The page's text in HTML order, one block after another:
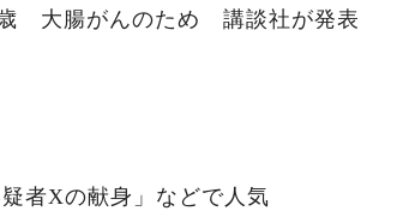
大腸がんのため 講談社が発表
者Xの献身」などで人気